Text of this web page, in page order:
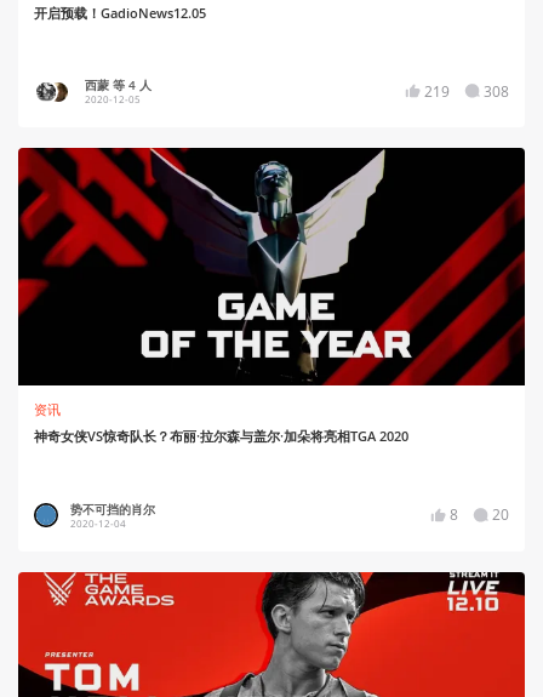
开启预载！GadioNews12.05
西蒙 等 4 人
2020-12-05 219 308
资讯
神奇女侠VS惊奇队长？布丽·拉尔森与盖尔·加朵将亮相TGA 2020
势不可挡的肖尔
2020-12-04 8 20